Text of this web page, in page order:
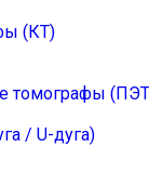
(КТ)
томографы
/ U-дуга)